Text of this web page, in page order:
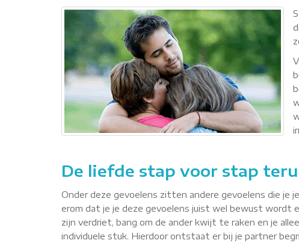
De liefde stap voor stap
Onder deze gevoelens zitten andere gevoelens die je
erom dat je je deze gevoelens juist wel bewust wordt
zijn verdriet, bang om de ander kwijt te raken en je
individuele stuk. Hierdoor ontstaat er bij je partner